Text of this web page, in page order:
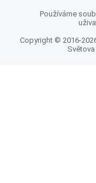
Používáme
Copyright © 2016-